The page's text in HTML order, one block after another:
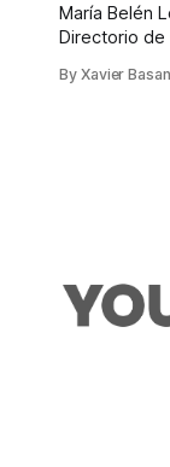
María Belén
Directorio de
piso está
By Xavier